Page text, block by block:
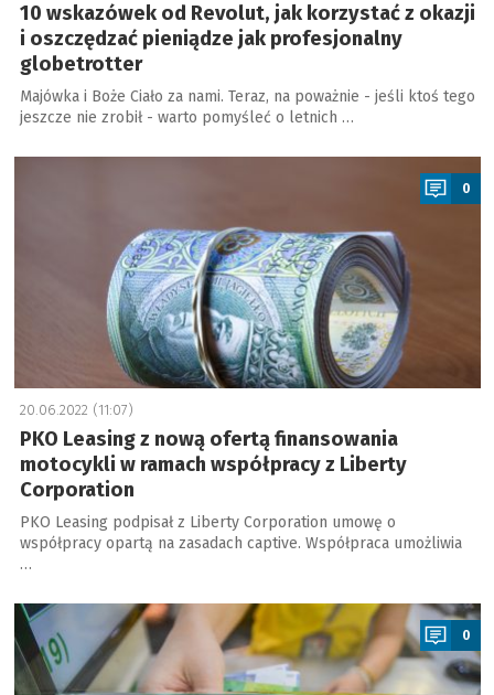
10 wskazówek od Revolut, jak korzystać z okazji
i oszczędzać pieniądze jak profesjonalny
globetrotter
Majówka i Boże Ciało za nami. Teraz, na poważnie - jeśli ktoś tego
jeszcze nie zrobił - warto pomyśleć o letnich …
a
0
20.06.2022 (11:07)
PKO Leasing z nową ofertą finansowania
motocykli w ramach współpracy z Liberty
Corporation
PKO Leasing podpisał z Liberty Corporation umowę o
współpracy opartą na zasadach captive. Współpraca umożliwia
…
a
0